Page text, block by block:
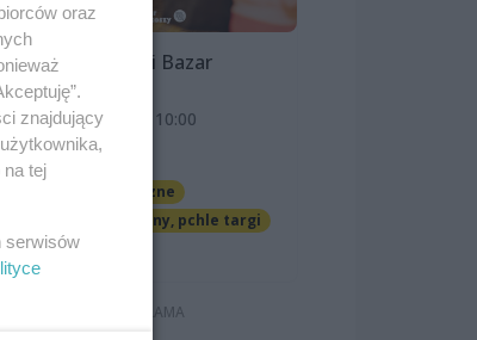
Szczeciński Bazar
Smakoszy
9 sierpnia 2026, 10:00
OFF Marina
Imprezy cykliczne
Jarmarki, festyny, pchle targi
Darmowe
oraz
znajdujący
tej
serwisów